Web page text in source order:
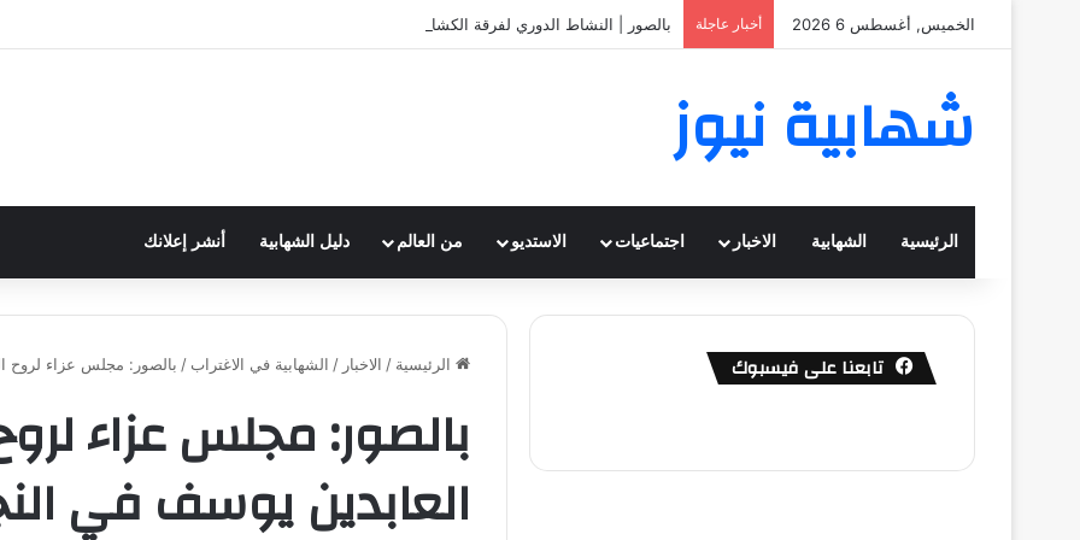
الخميس, أغسطس 6 2026 أخبار عاجلة بالصور | النشاط الدوري لفرقة الكشافة في فوج الامام الصادق (ع)
شهابية نيوز
الرئيسية الشهابية الاخبار اجتماعيات الاستديو من العالم دليل الشهابية أنشر إعلانك
الرئيسية / الاخبار / الشهابية في الاغتراب / بالصور: مجلس عزاء لروح
بالصور: مجلس عزاء
العابدين يوسف في
تابعنا على فيسبوك